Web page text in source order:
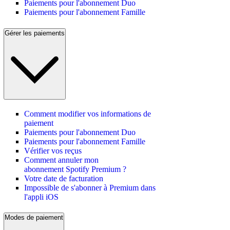
Paiements pour l'abonnement Duo
Paiements pour l'abonnement Famille
Gérer les paiements
Comment modifier vos informations de
paiement
Paiements pour l'abonnement Duo
Paiements pour l'abonnement Famille
Vérifier vos reçus
Comment annuler mon
abonnement Spotify Premium ?
Votre date de facturation
Impossible de s'abonner à Premium dans
l'appli iOS
Modes de paiement